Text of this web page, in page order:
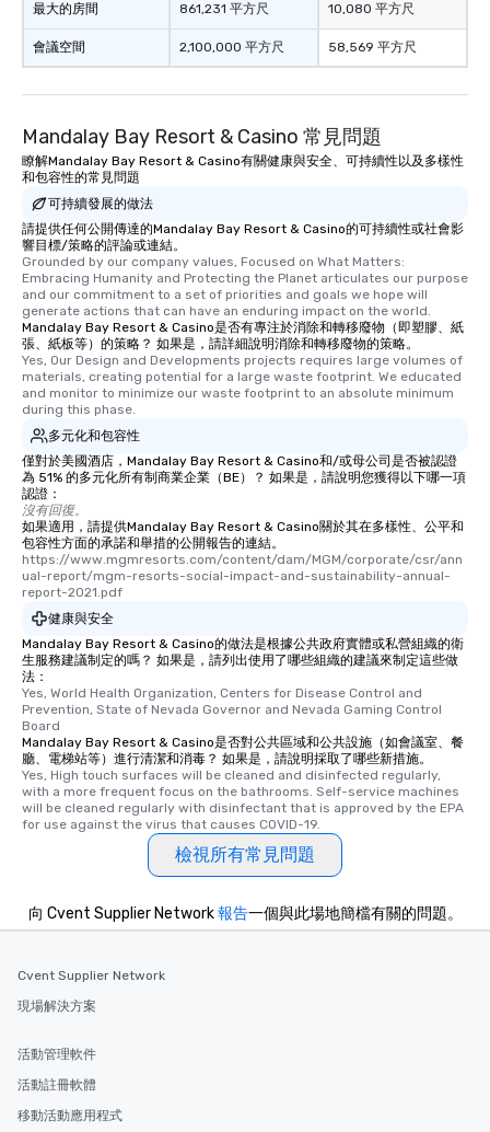
最大的房間
會議空間
861,231 平方尺
2,100,000 平方尺
10,080 平方尺
58,569 平方尺
Mandalay Bay Resort & Casino 常見問題
瞭解Mandalay Bay Resort & Casino有關健康與安全、可持續性以及多樣性
和包容性的常見問題
可持續發展的做法
請提供任何公開傳達的Mandalay Bay Resort & Casino的可持續性或社會影
響目標/策略的評論或連結。
Grounded by our company values, Focused on What Matters:
Embracing Humanity and Protecting the Planet articulates our purpose
and our commitment to a set of priorities and goals we hope will
generate actions that can have an enduring impact on the world.
Mandalay Bay Resort & Casino是否有專注於消除和轉移廢物（即塑膠、紙
張、紙板等）的策略？ 如果是，請詳細說明消除和轉移廢物的策略。
Yes, Our Design and Developments projects requires large volumes of
materials, creating potential for a large waste footprint. We educated
and monitor to minimize our waste footprint to an absolute minimum
during this phase.
多元化和包容性
僅對於美國酒店，Mandalay Bay Resort & Casino和/或母公司是否被認證
為 51% 的多元化所有制商業企業（BE）？ 如果是，請說明您獲得以下哪一項
認證：
沒有回復。
如果適用，請提供Mandalay Bay Resort & Casino關於其在多樣性、公平和
包容性方面的承諾和舉措的公開報告的連結。
https://www.mgmresorts.com/content/dam/MGM/corporate/csr/ann
ual-report/mgm-resorts-social-impact-and-sustainability-annual-
report-2021.pdf
健康與安全
Mandalay Bay Resort & Casino的做法是根據公共政府實體或私營組織的衛
生服務建議制定的嗎？ 如果是，請列出使用了哪些組織的建議來制定這些做
法：
Yes, World Health Organization, Centers for Disease Control and
Prevention, State of Nevada Governor and Nevada Gaming Control
Board
Mandalay Bay Resort & Casino是否對公共區域和公共設施（如會議室、餐
廳、電梯站等）進行清潔和消毒？ 如果是，請說明採取了哪些新措施。
Yes, High touch surfaces will be cleaned and disinfected regularly,
with a more frequent focus on the bathrooms. Self-service machines
will be cleaned regularly with disinfectant that is approved by the EPA
for use against the virus that causes COVID-19.
檢視所有常見問題
向 Cvent Supplier Network報告一個與此場地簡檔有關的問題。
Cvent Supplier Network
現場解決方案
活動管理軟件
活動註冊軟體
移動活動應用程式